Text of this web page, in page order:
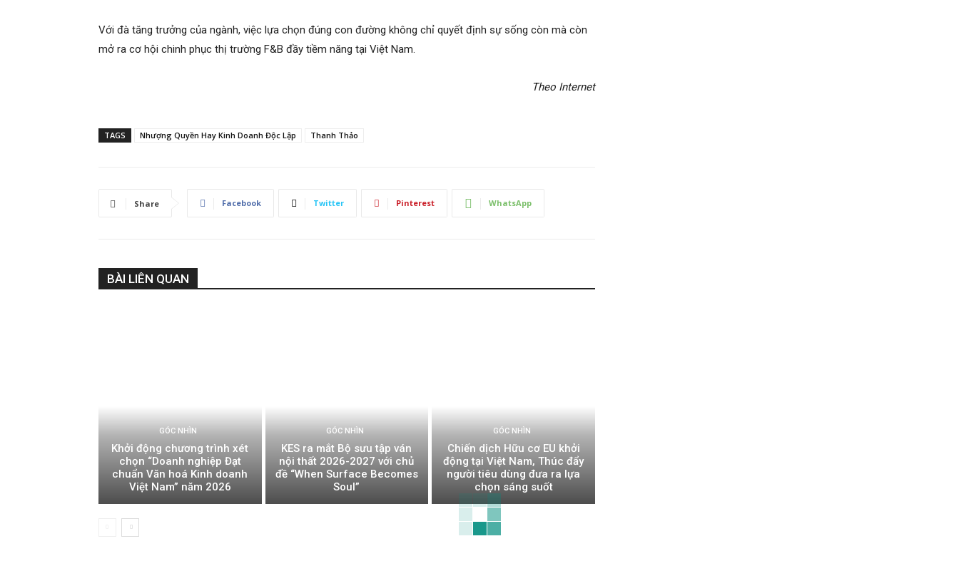
Với đà tăng trưởng của ngành, việc lựa chọn đúng con đường không chỉ quyết định sự sống còn mà còn
mở ra cơ hội chinh phục thị trường F&B đầy tiềm năng tại Việt Nam.
Theo Internet
TAGS Nhượng Quyền Hay Kinh Doanh Độc Lập Thanh Thảo
Share Facebook Twitter Pinterest WhatsApp
BÀI LIÊN QUAN
GÓC NHÌN
Khởi động chương trình xét
chọn “Doanh nghiệp Đạt
chuẩn Văn hoá Kinh doanh
Việt Nam” năm 2026
GÓC NHÌN
KES ra mắt Bộ sưu tập ván
nội thất 2026-2027 với chủ
đề “When Surface Becomes
Soul”
GÓC NHÌN
Chiến dịch Hữu cơ EU khởi
động tại Việt Nam, Thúc đẩy
người tiêu dùng đưa ra lựa
chọn sáng suốt